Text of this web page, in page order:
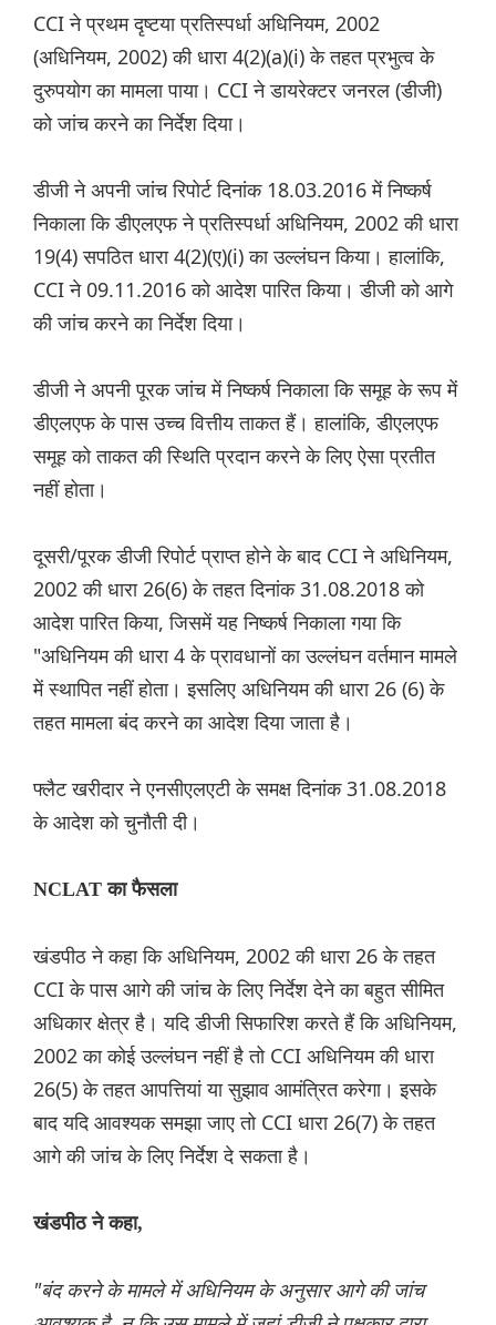
CCI ने प्रथम दृष्टया प्रतिस्पर्धा अधिनियम, 2002
(अधिनियम, 2002) की धारा 4(2)(a)(i) के तहत प्रभुत्व के
दुरुपयोग का मामला पाया। CCI ने डायरेक्टर जनरल (डीजी)
को जांच करने का निर्देश दिया।
डीजी ने अपनी जांच रिपोर्ट दिनांक 18.03.2016 में निष्कर्ष
निकाला कि डीएलएफ ने प्रतिस्पर्धा अधिनियम, 2002 की धारा
19(4) सपठित धारा 4(2)(ए)(i) का उल्लंघन किया। हालांकि,
CCI ने 09.11.2016 को आदेश पारित किया। डीजी को आगे
की जांच करने का निर्देश दिया।
डीजी ने अपनी पूरक जांच में निष्कर्ष निकाला कि समूह के रूप में
डीएलएफ के पास उच्च वित्तीय ताकत हैं। हालांकि, डीएलएफ
समूह को ताकत की स्थिति प्रदान करने के लिए ऐसा प्रतीत
नहीं होता।
दूसरी/पूरक डीजी रिपोर्ट प्राप्त होने के बाद CCI ने अधिनियम,
2002 की धारा 26(6) के तहत दिनांक 31.08.2018 को
आदेश पारित किया, जिसमें यह निष्कर्ष निकाला गया कि
"अधिनियम की धारा 4 के प्रावधानों का उल्लंघन वर्तमान मामले
में स्थापित नहीं होता। इसलिए अधिनियम की धारा 26 (6) के
तहत मामला बंद करने का आदेश दिया जाता है।
फ्लैट खरीदार ने एनसीएलएटी के समक्ष दिनांक 31.08.2018
के आदेश को चुनौती दी।
NCLAT का फैसला
खंडपीठ ने कहा कि अधिनियम, 2002 की धारा 26 के तहत
CCI के पास आगे की जांच के लिए निर्देश देने का बहुत सीमित
अधिकार क्षेत्र है। यदि डीजी सिफारिश करते हैं कि अधिनियम,
2002 का कोई उल्लंघन नहीं है तो CCI अधिनियम की धारा
26(5) के तहत आपत्तियां या सुझाव आमंत्रित करेगा। इसके
बाद यदि आवश्यक समझा जाए तो CCI धारा 26(7) के तहत
आगे की जांच के लिए निर्देश दे सकता है।
खंडपीठ ने कहा,
"बंद करने के मामले में अधिनियम के अनुसार आगे की जांच